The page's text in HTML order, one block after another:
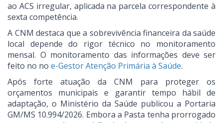
ao ACS irregular, aplicada na parcela correspondente à
sexta competência.
A CNM destaca que a sobrevivência financeira da saúde
local depende do rigor técnico no monitoramento
mensal. O monitoramento das informações deve ser
feito no no e-Gestor Atenção Primária à Saúde.
Após forte atuação da CNM para proteger os
orçamentos municipais e garantir tempo hábil de
adaptação, o Ministério da Saúde publicou a Portaria
GM/MS 10.994/2026. Embora a Pasta tenha prorrogado